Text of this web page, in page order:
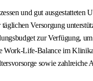
und gut ausgestatteten
Versorgung
zur Verfügung,
Work-Life-Balance im
sowie zahlreiche